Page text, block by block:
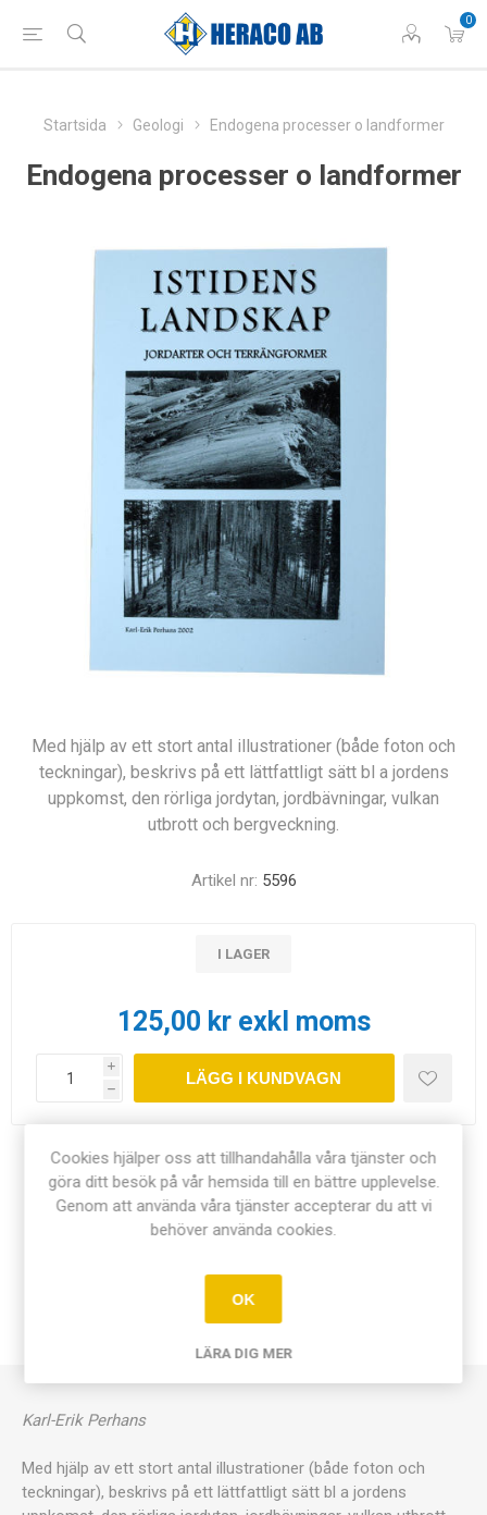
0
Startsida Geologi Endogena processer o landformer
Endogena processer o landformer
Med hjälp av ett stort antal illustrationer (både foton och
teckningar), beskrivs på ett lättfattligt sätt bl a jordens
uppkomst, den rörliga jordytan, jordbävningar, vulkan
utbrott och bergveckning.
Artikel nr: 5596
I LAGER
125,00 kr exkl moms
i
h
LÄGG I KUNDVAGN
Dela:
ÖVERSIKT
Karl-Erik Perhans
Med hjälp av ett stort antal illustrationer (både foton och
teckningar), beskrivs på ett lättfattligt sätt bl a jordens
Cookies hjälper oss att tillhandahålla våra tjänster och
göra ditt besök på vår hemsida till en bättre upplevelse.
Genom att använda våra tjänster accepterar du att vi
behöver använda cookies.
OK
LÄRA DIG MER